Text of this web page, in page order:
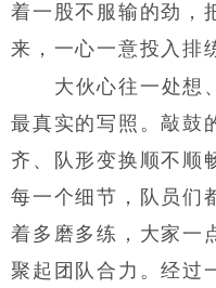
着一股不服输的劲，
来，一心一意投入排
大伙心往一处想
最真实的写照。敲鼓
齐、队形变换顺不顺
每一个细节，队员们
着多磨多练，大家一
聚起团队合力。经过